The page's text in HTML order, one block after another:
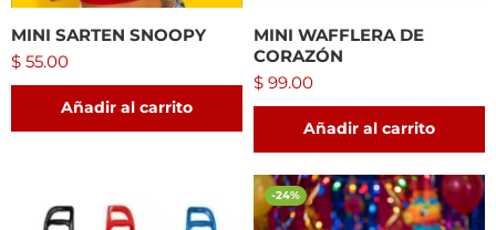
MINI SARTEN SNOOPY
$ 55.00
Añadir al carrito
MINI WAFFLERA DE
CORAZÓN
$ 99.00
Añadir al carrito
-24%